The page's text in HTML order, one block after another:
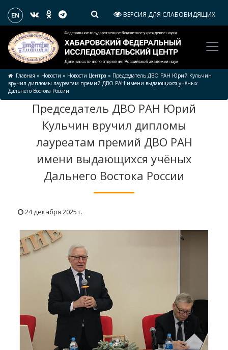
ВЕРСИЯ ДЛЯ СЛАБОВИДЯЩИХ
Главная » Новости » Новости Центра » Председатель ДВО РАН Юрий Кульчин
вручил дипломы лауреатам премий ДВО РАН имени выдающихся учёных
Дальнего Востока России
Председатель ДВО РАН Юрий
Кульчин вручил дипломы
лауреатам премий ДВО РАН
имени выдающихся учёных
Дальнего Востока России
24 декабря 2025 г.